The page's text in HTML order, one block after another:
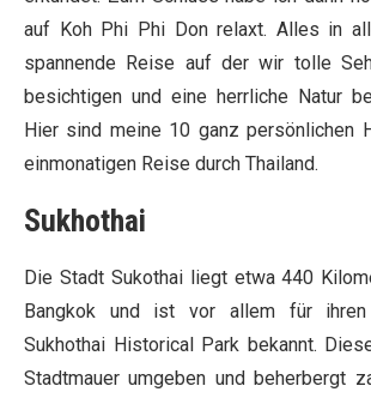
auf Koh Phi Phi Don relaxt. Alles in
spannende Reise auf der wir tolle
besichtigen und eine herrliche Natur
Hier sind meine 10 ganz persönlichen
einmonatigen Reise durch Thailand.
Sukhothai
Die Stadt Sukothai liegt etwa 440
Bangkok und ist vor allem für ihren
Sukhothai Historical Park bekannt.
Stadtmauer umgeben und beherbergt